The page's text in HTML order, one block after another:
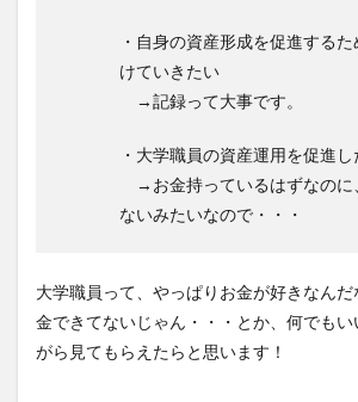
・自身の資産形成を促進する
けていきたい
→記録って大事です。
・大学職員の資産運用を促進し
→お金持っているはずなのに
ないみたいなので・・・
大学職員って、やっぱりお金が好きなん
金できてないじゃん・・・とか、何でも
がら見てもらえたらと思います！